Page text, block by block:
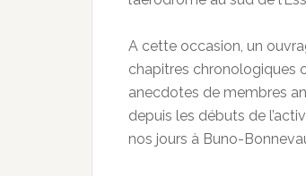
A cette occasion, un
chapitres chronologiques
anecdotes de membres
depuis les débuts de
nos jours à Buno-